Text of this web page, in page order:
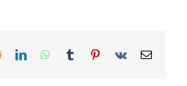
RedditLinkedInWhatsApp
Tumblr Pinterest
Vk Email